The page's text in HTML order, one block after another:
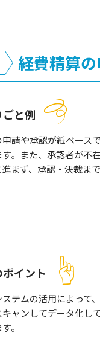
経費精算
と例
請や承認が紙ベース
。また、承認者が不
まず、承認・決裁ま
イント
テムの活用によって
ャンしてデータ化し
。